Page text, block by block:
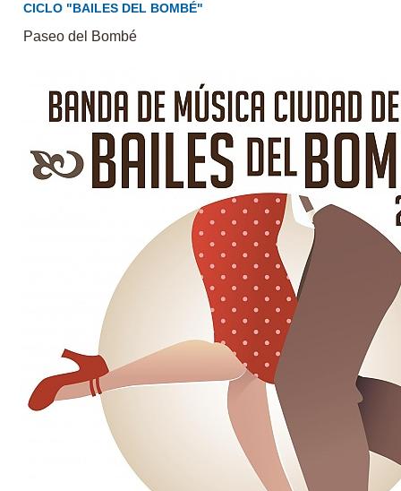
CICLO "BAILES DEL BOMBÉ"
Paseo del Bombé